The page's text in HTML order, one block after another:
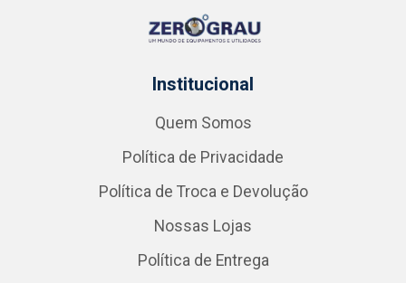
Institucional
Quem Somos
Política de Privacidade
Política de Troca e Devolução
Nossas Lojas
Política de Entrega